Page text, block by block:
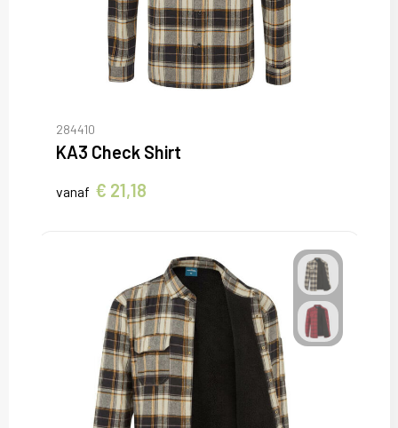
284410
KA3 Check Shirt
vanaf € 21,18